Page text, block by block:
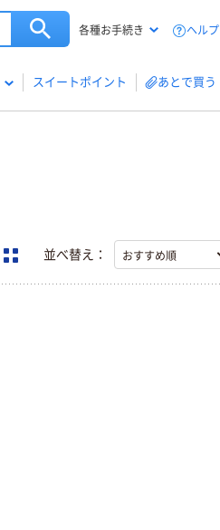
各種お手続き ヘルプ
スイートポイント あとで買う
並べ替え：